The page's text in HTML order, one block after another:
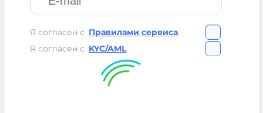
Я согласен с Правилами сервиса.
Я согласен с KYC/AML.